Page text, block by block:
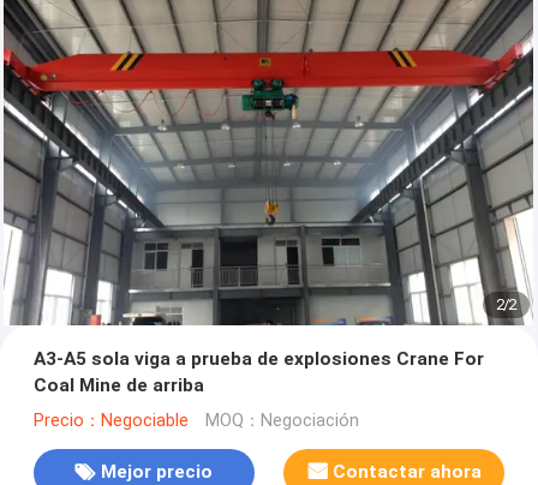
2/2
A3-A5 sola viga a prueba de explosiones Crane For
Coal Mine de arriba
Precio：Negociable MOQ：Negociación
Mejor precio Contactar ahora